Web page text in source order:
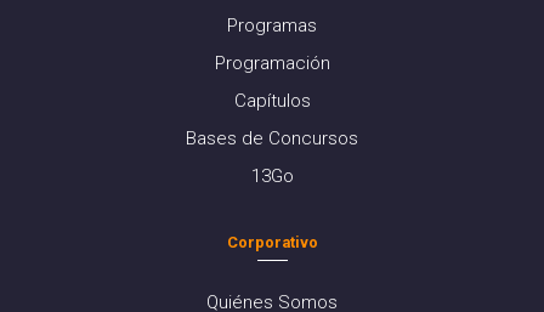
Programas
Programación
Capítulos
Bases de Concursos
13Go
Corporativo
Quiénes Somos